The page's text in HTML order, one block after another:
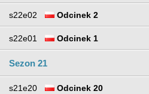
s22e02 Odcinek 2
s22e01 Odcinek 1
Sezon 21
s21e20 Odcinek 20